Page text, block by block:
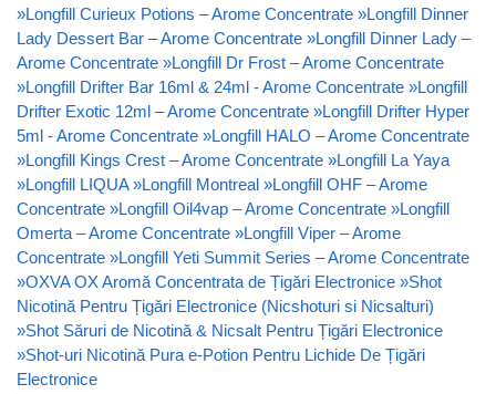
»Longfill Curieux Potions – Arome Concentrate »Longfill Dinner
Lady Dessert Bar – Arome Concentrate »Longfill Dinner Lady –
Arome Concentrate »Longfill Dr Frost – Arome Concentrate
»Longfill Drifter Bar 16ml & 24ml - Arome Concentrate »Longfill
Drifter Exotic 12ml – Arome Concentrate »Longfill Drifter Hyper
5ml - Arome Concentrate »Longfill HALO – Arome Concentrate
»Longfill Kings Crest – Arome Concentrate »Longfill La Yaya
»Longfill LIQUA »Longfill Montreal »Longfill OHF – Arome
Concentrate »Longfill Oil4vap – Arome Concentrate »Longfill
Omerta – Arome Concentrate »Longfill Viper – Arome
Concentrate »Longfill Yeti Summit Series – Arome Concentrate
»OXVA OX Aromă Concentrata de Țigări Electronice »Shot
Nicotină Pentru Țigări Electronice (Nicshoturi si Nicsalturi)
»Shot Săruri de Nicotină & Nicsalt Pentru Țigări Electronice
»Shot-uri Nicotină Pura e-Potion Pentru Lichide De Țigări
Electronice